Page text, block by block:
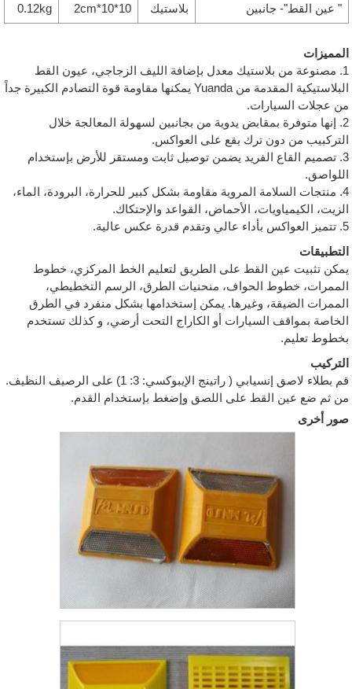
" عين القط"- جانبين بلاستيك 10*10*2cm
0.12kg
المميزات
1. مصنوعة من بلاستيك معدل بإضافة الليف الزجاجي، عيون القط
البلاستيكية المقدمة من Yuanda يمكنها مقاومة قوة التصادم الكبيرة جداً
من عجلات السيارات.
2. إنها متوفرة بمقابض يدوية من بجانبين لسهولة المعالجة خلال
التركبيب من دون ترك بقع على العواكس.
3. تصميم القاع الفريد يضمن توصيل ثابت ومستقر للأرض بإستخدام
اللواصق.
4. منتجات السلامة المروية مقاومة بشكل كبير للحرارة، البرودة، الماء،
الزيت، الكيمياويات، الأحماض، القواعد والإحتكاك.
5. تتميز العواكس بأداء عالي وتقدم قدرة عكس عالية.
التطبيقات
يمكن تثبيت عين القط على الطريق لتعليم الخط المركزي، خطوط
الممرات، خطوط الحواف، منحنيات الطرق، الرسم التخطيطي،
الممرات الضيقة، وغيرها. يمكن إستخدامها بشكل منفرد في الطرق
الخاصة بمواقف السيارات أو الكاراج التحت أرضي، و كذلك تستخدم
بخطوط تعليم.
التركيب
قم بطلاء لاصق إنسيابي ( راتينج الإيبوكسي: 3: 1) على الرصيف النظيف.
من ثم ضع عين القط على اللصق وإضغط بإستخدام القدم.
صور أخرى